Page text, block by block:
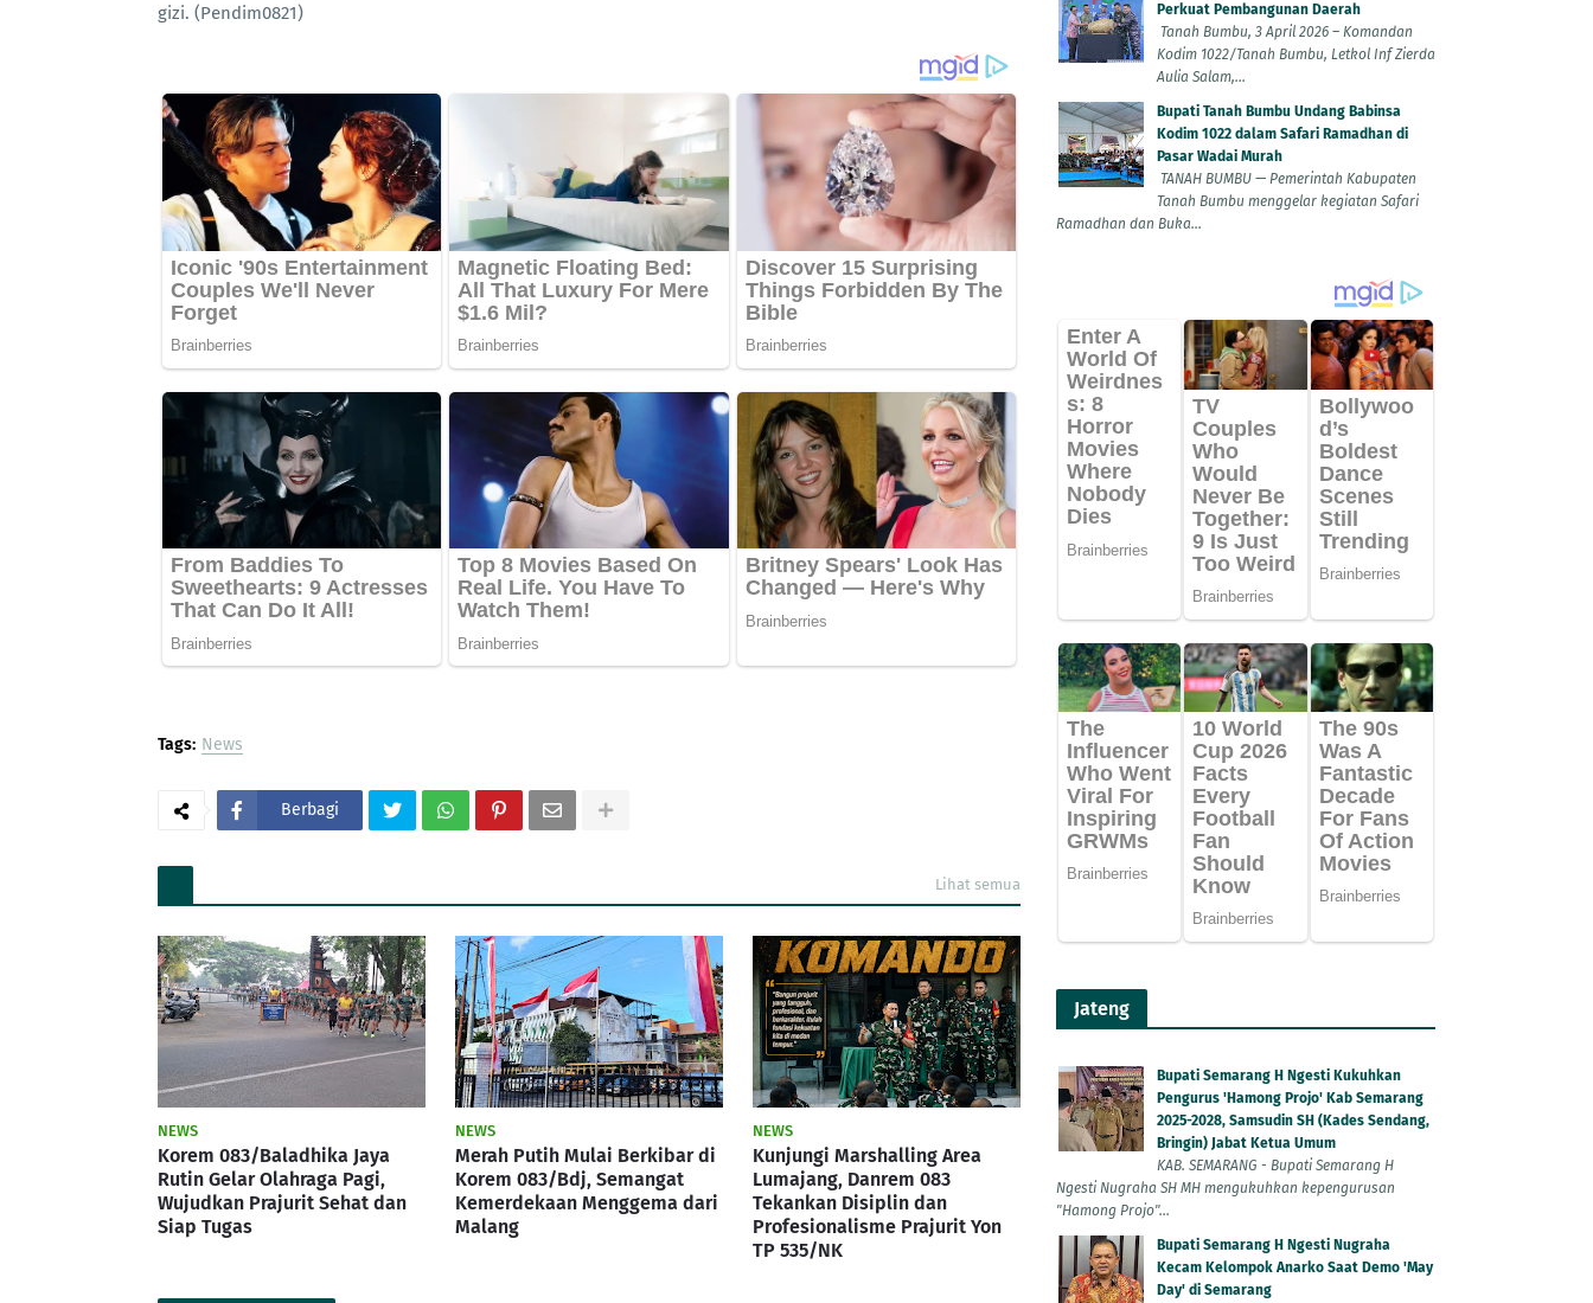
gizi. (Pendim0821)
Tags: News
Berbagi
Lihat semua
NEWS
Korem 083/Baladhika Jaya
Rutin Gelar Olahraga Pagi,
Wujudkan Prajurit Sehat dan
Siap Tugas
NEWS
Merah Putih Mulai Berkibar di
Korem 083/Bdj, Semangat
Kemerdekaan Menggema dari
Malang
NEWS
Kunjungi Marshalling Area
Lumajang, Danrem 083
Tekankan Disiplin dan
Profesionalisme Prajurit Yon
TP 535/NK
Perkuat Pembangunan Daerah
Tanah Bumbu, 3 April 2026 – Komandan
Kodim 1022/Tanah Bumbu, Letkol Inf Zierda
Aulia Salam,...
Bupati Tanah Bumbu Undang Babinsa
Kodim 1022 dalam Safari Ramadhan di
Pasar Wadai Murah
TANAH BUMBU — Pemerintah Kabupaten
Tanah Bumbu menggelar kegiatan Safari
Ramadhan dan Buka...
Jateng
Bupati Semarang H Ngesti Kukuhkan
Pengurus 'Hamong Projo' Kab Semarang
2025-2028, Samsudin SH (Kades Sendang,
Bringin) Jabat Ketua Umum
KAB. SEMARANG - Bupati Semarang H
Ngesti Nugraha SH MH mengukuhkan kepengurusan
"Hamong Projo"...
Bupati Semarang H Ngesti Nugraha
Kecam Kelompok Anarko Saat Demo 'May
Day' di Semarang